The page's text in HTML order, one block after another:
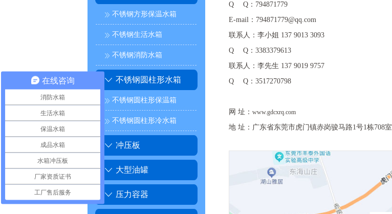
不锈钢方形保温水箱
不锈钢生活水箱
不锈钢消防水箱
不锈钢圆柱形水箱
不锈钢圆柱形保温箱
不锈钢圆柱形冷水箱
冲压板
大型油罐
压力容器
Q Q：794871779
E-mail：794871779@qq.com
联系人：李小姐 137 9013 3093
Q Q：3383379613
联系人：李先生 137 9019 9757
Q Q：3517270798
网 址： www.gdcxrq.com
地 址：广东省东莞市虎门镇赤岗骏马路1号1栋708室
在线咨询
消防水箱
生活水箱
保温水箱
成品水箱
水箱冲压板
厂家资质证书
工厂售后服务